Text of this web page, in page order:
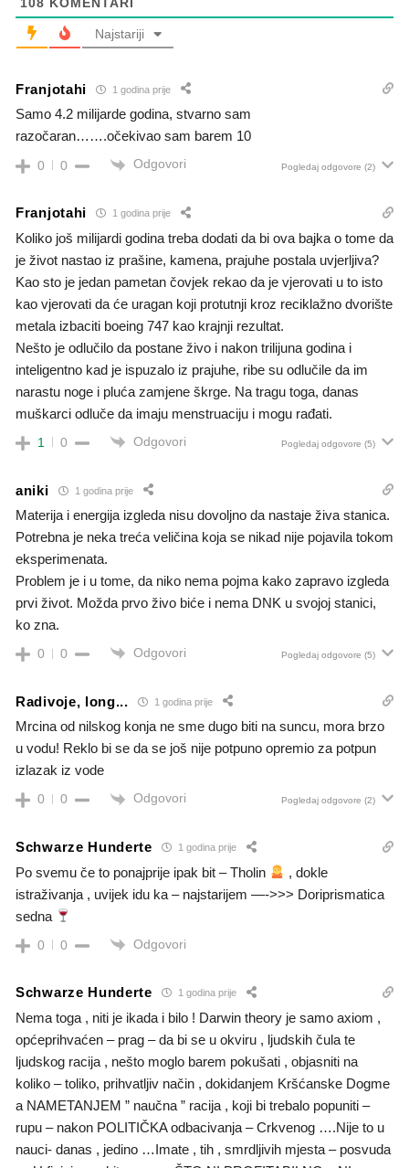
108 KOMENTARI
Najstariji
Franjotahi 1 godina prije
Samo 4.2 milijarde godina, stvarno sam
razočaran…….očekivao sam barem 10
0 0 Odgovori Pogledaj odgovore (2)
Franjotahi 1 godina prije
Koliko još milijardi godina treba dodati da bi ova bajka o tome da
je život nastao iz prašine, kamena, prajuhe postala uvjerljiva?
Kao sto je jedan pametan čovjek rekao da je vjerovati u to isto
kao vjerovati da će uragan koji protutnji kroz reciklažno dvorište
metala izbaciti boeing 747 kao krajnji rezultat.
Nešto je odlučilo da postane živo i nakon trilijuna godina i
inteligentno kad je ispuzalo iz prajuhe, ribe su odlučile da im
narastu noge i pluća zamjene škrge. Na tragu toga, danas
muškarci odluče da imaju menstruaciju i mogu rađati.
1 0 Odgovori Pogledaj odgovore (5)
aniki 1 godina prije
Materija i energija izgleda nisu dovoljno da nastaje živa stanica.
Potrebna je neka treća veličina koja se nikad nije pojavila tokom
eksperimenata.
Problem je i u tome, da niko nema pojma kako zapravo izgleda
prvi život. Možda prvo živo biće i nema DNK u svojoj stanici,
ko zna.
0 0 Odgovori Pogledaj odgovore (5)
Radivoje, long... 1 godina prije
Mrcina od nilskog konja ne sme dugo biti na suncu, mora brzo
u vodu! Reklo bi se da se još nije potpuno opremio za potpun
izlazak iz vode
0 0 Odgovori Pogledaj odgovore (2)
Schwarze Hunderte 1 godina prije
Po svemu če to ponajprije ipak bit – Tholin
, dokle
istraživanja , uvijek idu ka – najstarijem —->>> Doriprismatica
sedna
0 0 Odgovori
Schwarze Hunderte 1 godina prije
Nema toga , niti je ikada i bilo ! Darwin theory je samo axiom ,
općeprihvaćen – prag – da bi se u okviru , ljudskih čula te
ljudskog racija , nešto moglo barem pokušati , objasniti na
koliko – toliko, prihvatljiv način , dokidanjem Kršćanske Dogme
a NAMETANJEM ” naučna ” racija , koji bi trebalo popuniti –
rupu – nakon POLITIČKA odbacivanja – Crkvenog ….Nije to u
nauci- danas , jedino …Imate , tih , smrdljivih mjesta – posvuda